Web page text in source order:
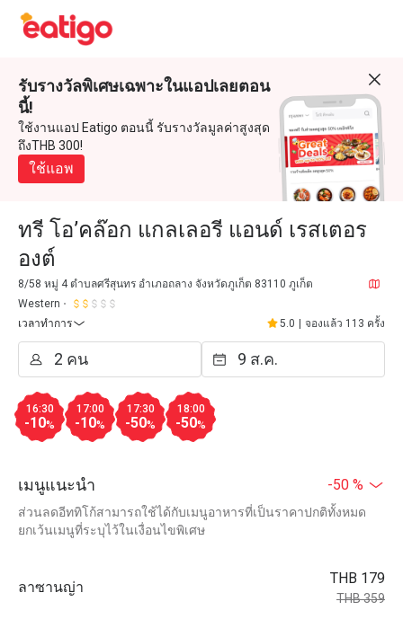
รับรางวัลพิเศษเฉพาะในแอปเลยตอน
นี้!
ใช้งานแอป Eatigo ตอนนี้ รับรางวัลมูลค่าสูงสุด
ถึงTHB 300!
ใช้แอพ
ทรี โอ’คล๊อก แกลเลอรี แอนด์ เรสเตอร
องต์
8/58 หมู่ 4 ตำบลศรีสุนทร อำเภอถลาง จังหวัดภูเก็ต 83110 ภูเก็ต
Western
เวลาทำการ
5.0 จองแล้ว 113 ครั้ง
16:30
-10%
17:00
-10%
17:30
-50%
18:00
-50%
เมนูแนะนำ -50 %
ส่วนลดอีททิโก้สามารถใช้ได้กับเมนูอาหารที่เป็นราคาปกติทั้งหมด
ยกเว้นเมนูที่ระบุไว้ในเงื่อนไขพิเศษ
ลาซานญ่า
THB 179
THB 359